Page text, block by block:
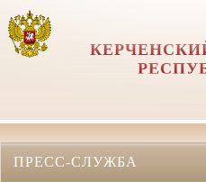
ПРЕСС-СЛУЖБА